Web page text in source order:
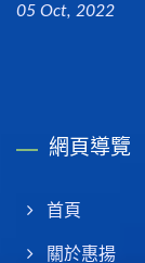
05 Oct, 2022
網頁導覽
首頁
關於惠揚